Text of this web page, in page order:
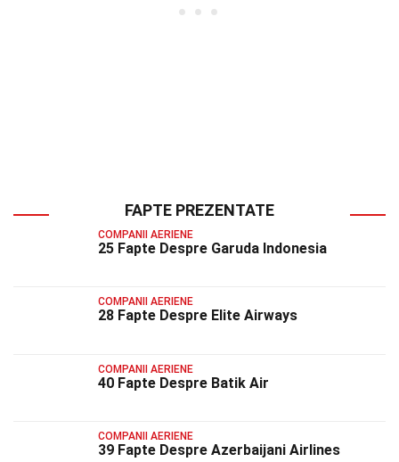
FAPTE PREZENTATE
COMPANII AERIENE
25 Fapte Despre Garuda Indonesia
COMPANII AERIENE
28 Fapte Despre Elite Airways
COMPANII AERIENE
40 Fapte Despre Batik Air
COMPANII AERIENE
39 Fapte Despre Azerbaijani Airlines